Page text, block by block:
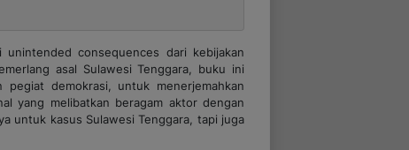
consequences dari kebijakan
asal Sulawesi Tenggara, buku ini
demokrasi, untuk menerjemahkan
yang melibatkan beragam aktor dengan
untuk kasus Sulawesi Tenggara, tapi juga